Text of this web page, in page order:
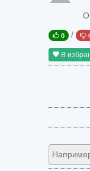
0 /
В